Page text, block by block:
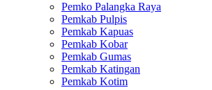
Pemko Palangka Raya
Pemkab Pulpis
Pemkab Kapuas
Pemkab Kobar
Pemkab Gumas
Pemkab Katingan
Pemkab Kotim